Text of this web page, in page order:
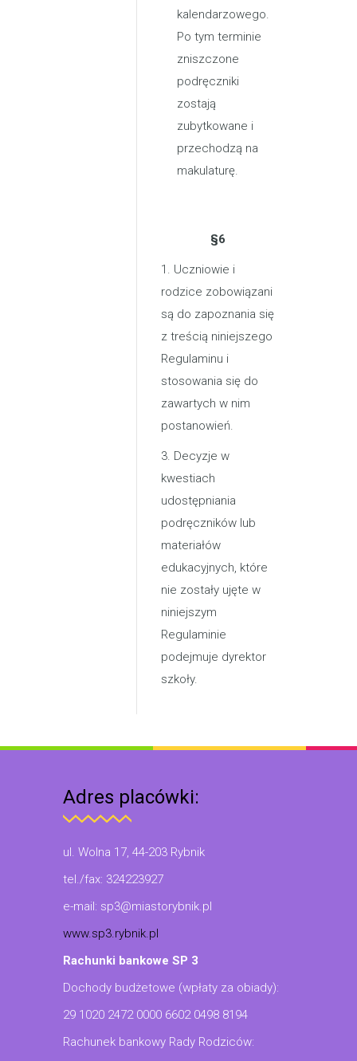
kalendarzowego.
Po tym terminie
zniszczone
podręczniki
zostają
zubytkowane i
przechodzą na
makulaturę.
§6
1. Uczniowie i
rodzice zobowiązani
są do zapoznania się
z treścią niniejszego
Regulaminu i
stosowania się do
zawartych w nim
postanowień.
3. Decyzje w
kwestiach
udostępniania
podręczników lub
materiałów
edukacyjnych, które
nie zostały ujęte w
niniejszym
Regulaminie
podejmuje dyrektor
szkoły.
Adres placówki:
ul. Wolna 17, 44-203 Rybnik
tel./fax: 324223927
e-mail: sp3@miastorybnik.pl
www.sp3.rybnik.pl
Rachunki bankowe SP 3
Dochody budżetowe (wpłaty za obiady):
29 1020 2472 0000 6602 0498 8194
Rachunek bankowy Rady Rodziców: